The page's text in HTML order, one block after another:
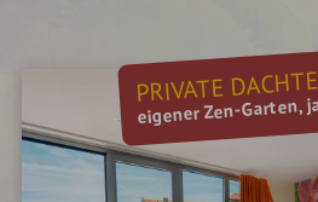
PRIVATE
eigener Zen-Garten,